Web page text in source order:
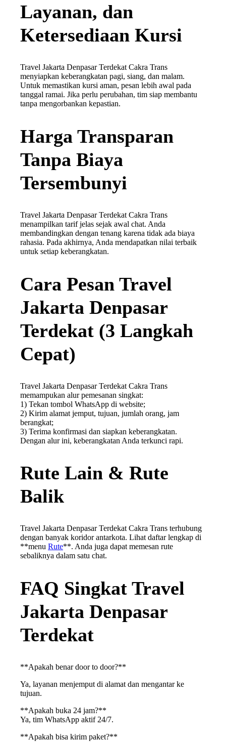
Layanan, dan
Ketersediaan Kursi
Travel Jakarta Denpasar Terdekat Cakra Trans
menyiapkan keberangkatan pagi, siang, dan malam.
Untuk memastikan kursi aman, pesan lebih awal pada
tanggal ramai. Jika perlu perubahan, tim siap membantu
tanpa mengorbankan kepastian.
Harga Transparan
Tanpa Biaya
Tersembunyi
Travel Jakarta Denpasar Terdekat Cakra Trans
menampilkan tarif jelas sejak awal chat. Anda
membandingkan dengan tenang karena tidak ada biaya
rahasia. Pada akhirnya, Anda mendapatkan nilai terbaik
untuk setiap keberangkatan.
Cara Pesan Travel
Jakarta Denpasar
Terdekat (3 Langkah
Cepat)
Travel Jakarta Denpasar Terdekat Cakra Trans
memampukan alur pemesanan singkat:
1) Tekan tombol WhatsApp di website;
2) Kirim alamat jemput, tujuan, jumlah orang, jam
berangkat;
3) Terima konfirmasi dan siapkan keberangkatan.
Dengan alur ini, keberangkatan Anda terkunci rapi.
Rute Lain & Rute
Balik
Travel Jakarta Denpasar Terdekat Cakra Trans terhubung
dengan banyak koridor antarkota. Lihat daftar lengkap di
**menu Rute**. Anda juga dapat memesan rute
sebaliknya dalam satu chat.
FAQ Singkat Travel
Jakarta Denpasar
Terdekat
**Apakah benar door to door?**
Ya, layanan menjemput di alamat dan mengantar ke
tujuan.
**Apakah buka 24 jam?**
Ya, tim WhatsApp aktif 24/7.
**Apakah bisa kirim paket?**